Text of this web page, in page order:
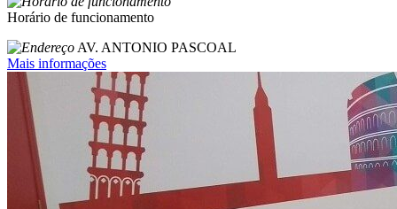
Horário de funcionamento
AV. ANTONIO PASCOAL
Mais informações